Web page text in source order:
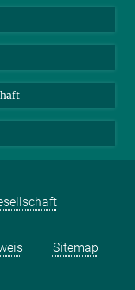
Sitemap